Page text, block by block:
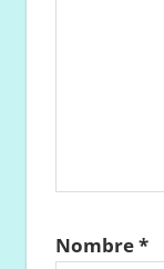
Nombre*